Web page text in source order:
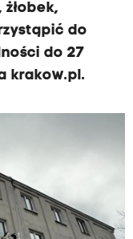
do
do 27
krakow.pl.